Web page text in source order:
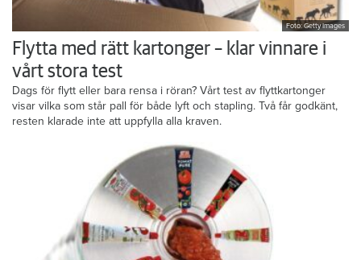
Foto: Getty Images
Flytta med rätt kartonger – klar vinnare i
vårt stora test
Dags för flytt eller bara rensa i röran? Vårt test av flyttkartonger
visar vilka som står pall för både lyft och stapling. Två får godkänt,
resten klarade inte att uppfylla alla kraven.